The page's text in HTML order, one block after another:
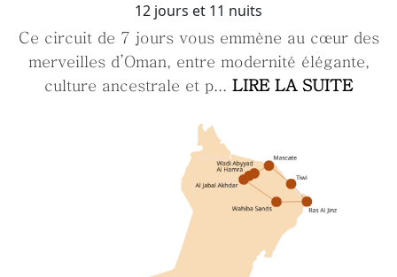
12 jours et 11 nuits
Ce circuit de 7 jours vous emmène au cœur des
merveilles d’Oman, entre modernité élégante,
culture ancestrale et p... LIRE LA SUITE